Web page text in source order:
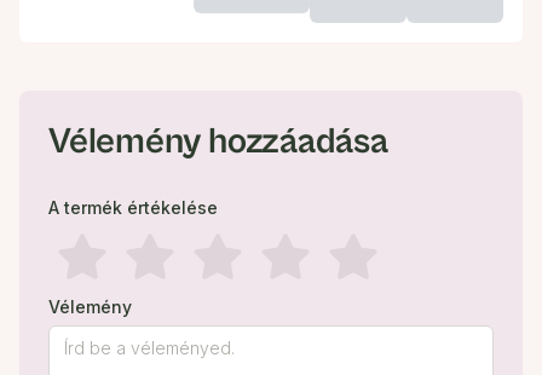
Vélemény hozzáadása
A termék értékelése
Vélemény